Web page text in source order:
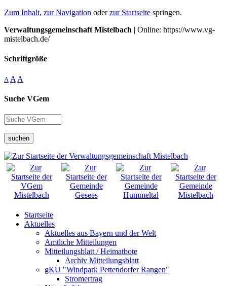
Zum Inhalt, zur Navigation oderzur Startseite springen.
Verwaltungsgemeinschaft Mistelbach | Online: https://www.vg-
mistelbach.de/
Schriftgröße
A A A
Suche VGem
suchen
Startseite
Aktuelles
Aktuelles aus Bayern und der Welt
Amtliche Mitteilungen
Mitteilungsblatt / Heimatbote
Archiv Mitteilungsblatt
gKU "Windpark Pettendorfer Rangen"
Stromertrag